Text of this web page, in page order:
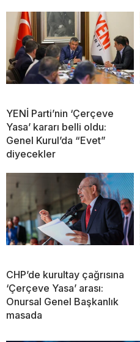
YENİ Parti’nin ‘Çerçeve
Yasa’ kararı belli oldu:
Genel Kurul’da “Evet”
diyecekler
CHP’de kurultay çağrısına
‘Çerçeve Yasa’ arası:
Onursal Genel Başkanlık
masada